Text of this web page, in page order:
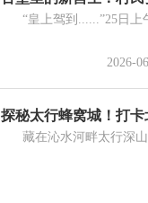
“皇上驾到......”25日上
2026-
探秘太行蜂窝城！打
藏在沁水河畔太行深山